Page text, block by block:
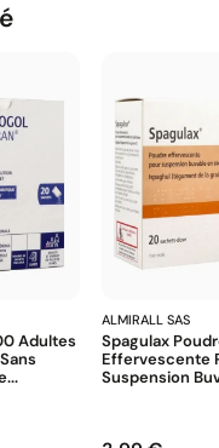
Adultes
ALMIRALL SAS
Spagulax
Effervescente
Suspension